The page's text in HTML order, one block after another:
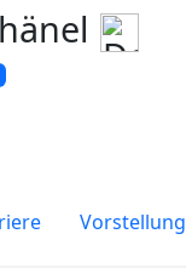
Vorstellung